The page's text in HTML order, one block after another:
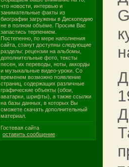
что новости, интервью и
занимательные факты из
биографии загружены в Дископедию
не в полном объёме. Просим Вас
запастись терпением.
Постепенно, по мере наполнения
сайта, станут доступны следующие
разделы: рецензии на альбомы,
дополнительные фото, тексты
песен, их переводы, ноты, аккорды
и музыкальные видео-уроки. Со
временем возможно появление
страниц, содержащих различные
графические объекты (обои,
аватарки, шрифты), а также ссылки
на базы данных, в которых Вы
сможете скачать дополнительный
материал.
Гостевая сайта
оставить сообщение